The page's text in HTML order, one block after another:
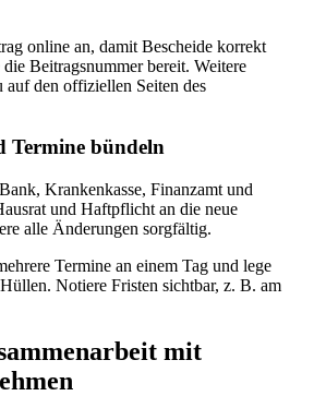
online an, damit Bescheide korrekt
Beitragsnummer bereit. Weitere
den offiziellen Seiten des
Termine bündeln
Krankenkasse, Finanzamt und
und Haftpflicht an die neue
alle Änderungen sorgfältig.
Termine an einem Tag und lege
Notiere Fristen sichtbar, z. B. am
mit